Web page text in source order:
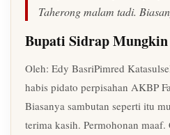
Taherong malam tadi.
Bupati Sidrap
Oleh: Edy BasriPimred
habis pidato perpisahan AKBP
Biasanya sambutan seperti itu
terima kasih. Permohonan